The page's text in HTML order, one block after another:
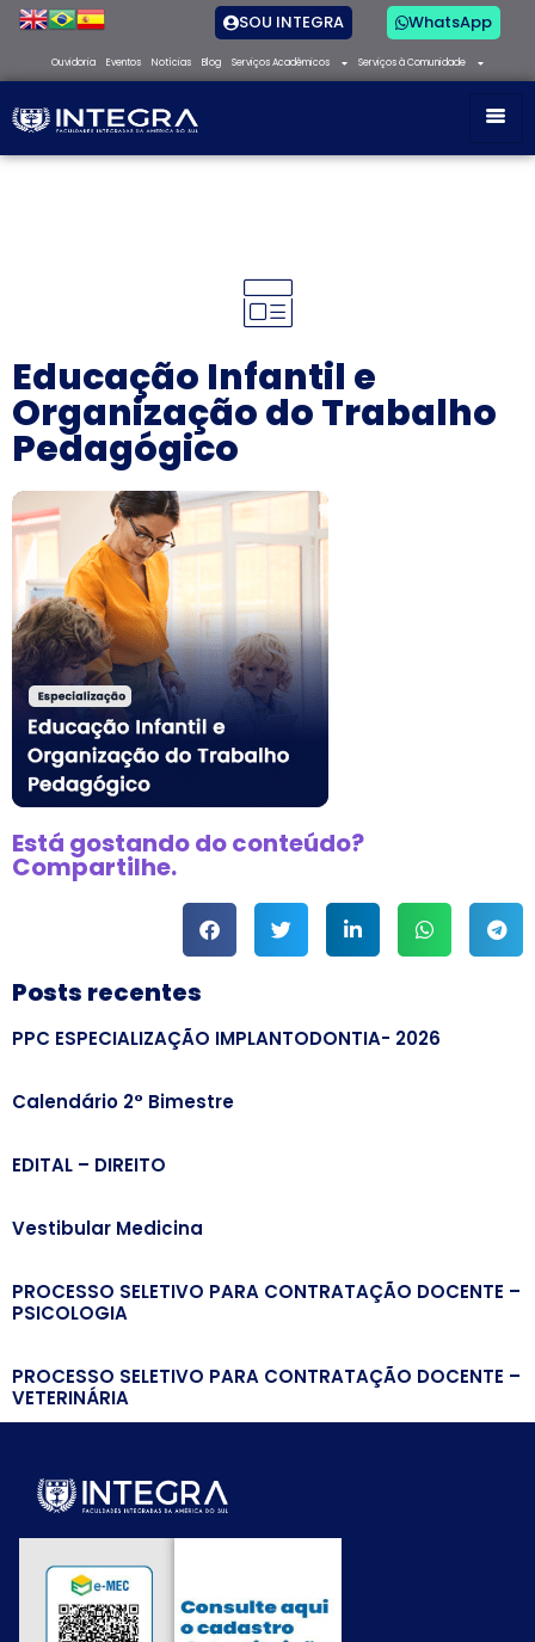
SOU INTEGRA WhatsApp
Ouvidoria Eventos Notícias Blog Serviços Acadêmicos Serviços à Comunidade
Educação Infantil e
Organização do Trabalho
Pedagógico
Está gostando do conteúdo?
Compartilhe.
Posts recentes
PPC ESPECIALIZAÇÃO IMPLANTODONTIA- 2026
Calendário 2° Bimestre
EDITAL – DIREITO
Vestibular Medicina
PROCESSO SELETIVO PARA CONTRATAÇÃO DOCENTE –
PSICOLOGIA
PROCESSO SELETIVO PARA CONTRATAÇÃO DOCENTE –
VETERINÁRIA